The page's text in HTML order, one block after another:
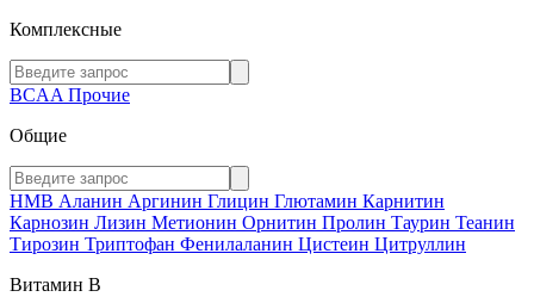
Комплексные
BCAA Прочие
Общие
HMB Аланин Аргинин Глицин Глютамин Карнитин
Карнозин Лизин Метионин Орнитин Пролин Таурин Теанин
Тирозин Триптофан Фенилаланин Цистеин Цитруллин
Витамин В